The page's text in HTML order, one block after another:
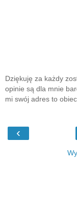
Dziękuję za każdy
opinie są dla mnie
mi swój adres to
‹